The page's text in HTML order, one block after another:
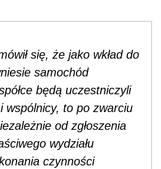
się, że jako wkład do
samochód
będą uczestniczyli
wspólnicy, to po zwarciu
od zgłoszenia
wydziału
czynności